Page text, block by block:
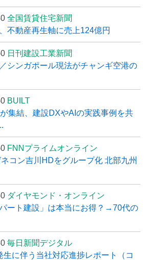
全国賃貸住宅新聞
不動産再生軸に売上124億円
日刊建設工業新聞
シンガポール現法がチャンギ空港の
BUILT
集結、建設DXやAIの実践事例を共
FNNプライムオンライン
コン吉川HDをグループ化 北部九州
ダイヤモンド・オンライン
パート建設」は本当にお得？→70代の
毎日新聞デジタル
生に伴う当社対応進捗レポート（コ